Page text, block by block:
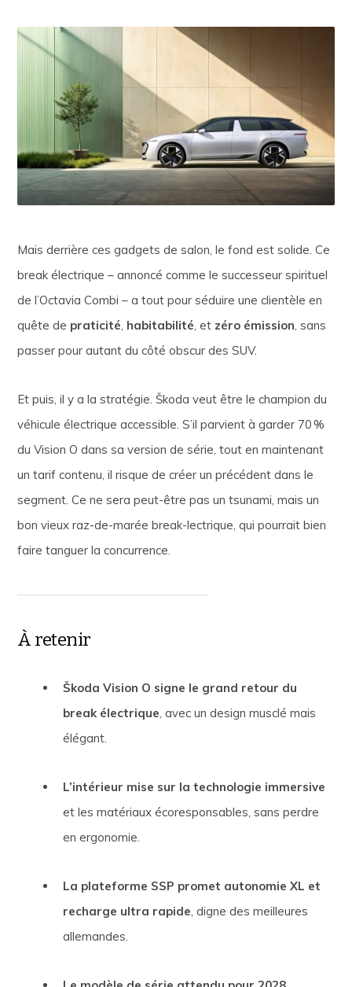
Mais derrière ces gadgets de salon, le fond est solide. Ce
break électrique – annoncé comme le successeur spirituel
de l’Octavia Combi – a tout pour séduire une clientèle en
quête de praticité habitabilité , et zéro émission , sans
passer pour autant du côté obscur des SUV.
Et puis, il y a la stratégie. Škoda veut être le champion du
véhicule électrique accessible. S’il parvient à garder 70 %
du Vision O dans sa version de série, tout en maintenant
un tarif contenu, il risque de créer un précédent dans le
segment. Ce ne sera peut-être pas un tsunami, mais un
bon vieux raz-de-marée break-lectrique, qui pourrait bien
faire tanguer la concurrence.
À retenir
Škoda Vision O signe le grand retour du
break électrique , avec un design musclé mais
élégant.
L’intérieur mise sur la technologie immersive
et les matériaux écoresponsables, sans perdre
en ergonomie.
La plateforme SSP promet autonomie XL et
recharge ultra rapide , digne des meilleures
allemandes.